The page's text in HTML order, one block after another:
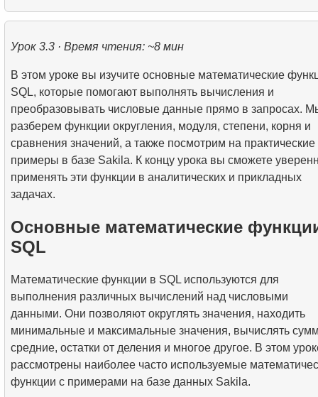
обеих таблиц
6. CROSS JOIN - Декартово произведение
7. SELF JOIN - Соединение таблицы с самой собой
Практические сценарии и методы использования
9.Алгоритмы JOIN
10.Операции над наборами данных
4.Введение в SQL-индексы
времени для анализа данных
1.Самый быстрый вариант перелета
Рассчитать среднюю заполняемость рейсов
Карта мест в самолете
Урок 3.3 · Время чтения: ~8 мин
В этом уроке вы изучите основные математические
SQL, которые помогают выполнять вычисления и
преобразовывать числовые данные прямо в запросах.
разберем функции округления, модуля, степени, корня и
сравнения значений, а также посмотрим на практические
примеры в базе Sakila. К концу урока вы сможете
применять эти функции в аналитических и прикладных
задачах.
Основные математические
SQL
Математические функции в SQL используются для
выполнения различных вычислений над числовыми
данными. Они позволяют округлять значения, находить
минимальные и максимальные значения, вычислять
средние, остатки от деления и многое другое. В этом
рассмотрены наиболее часто используемые
функции с примерами на базе данных Sakila.